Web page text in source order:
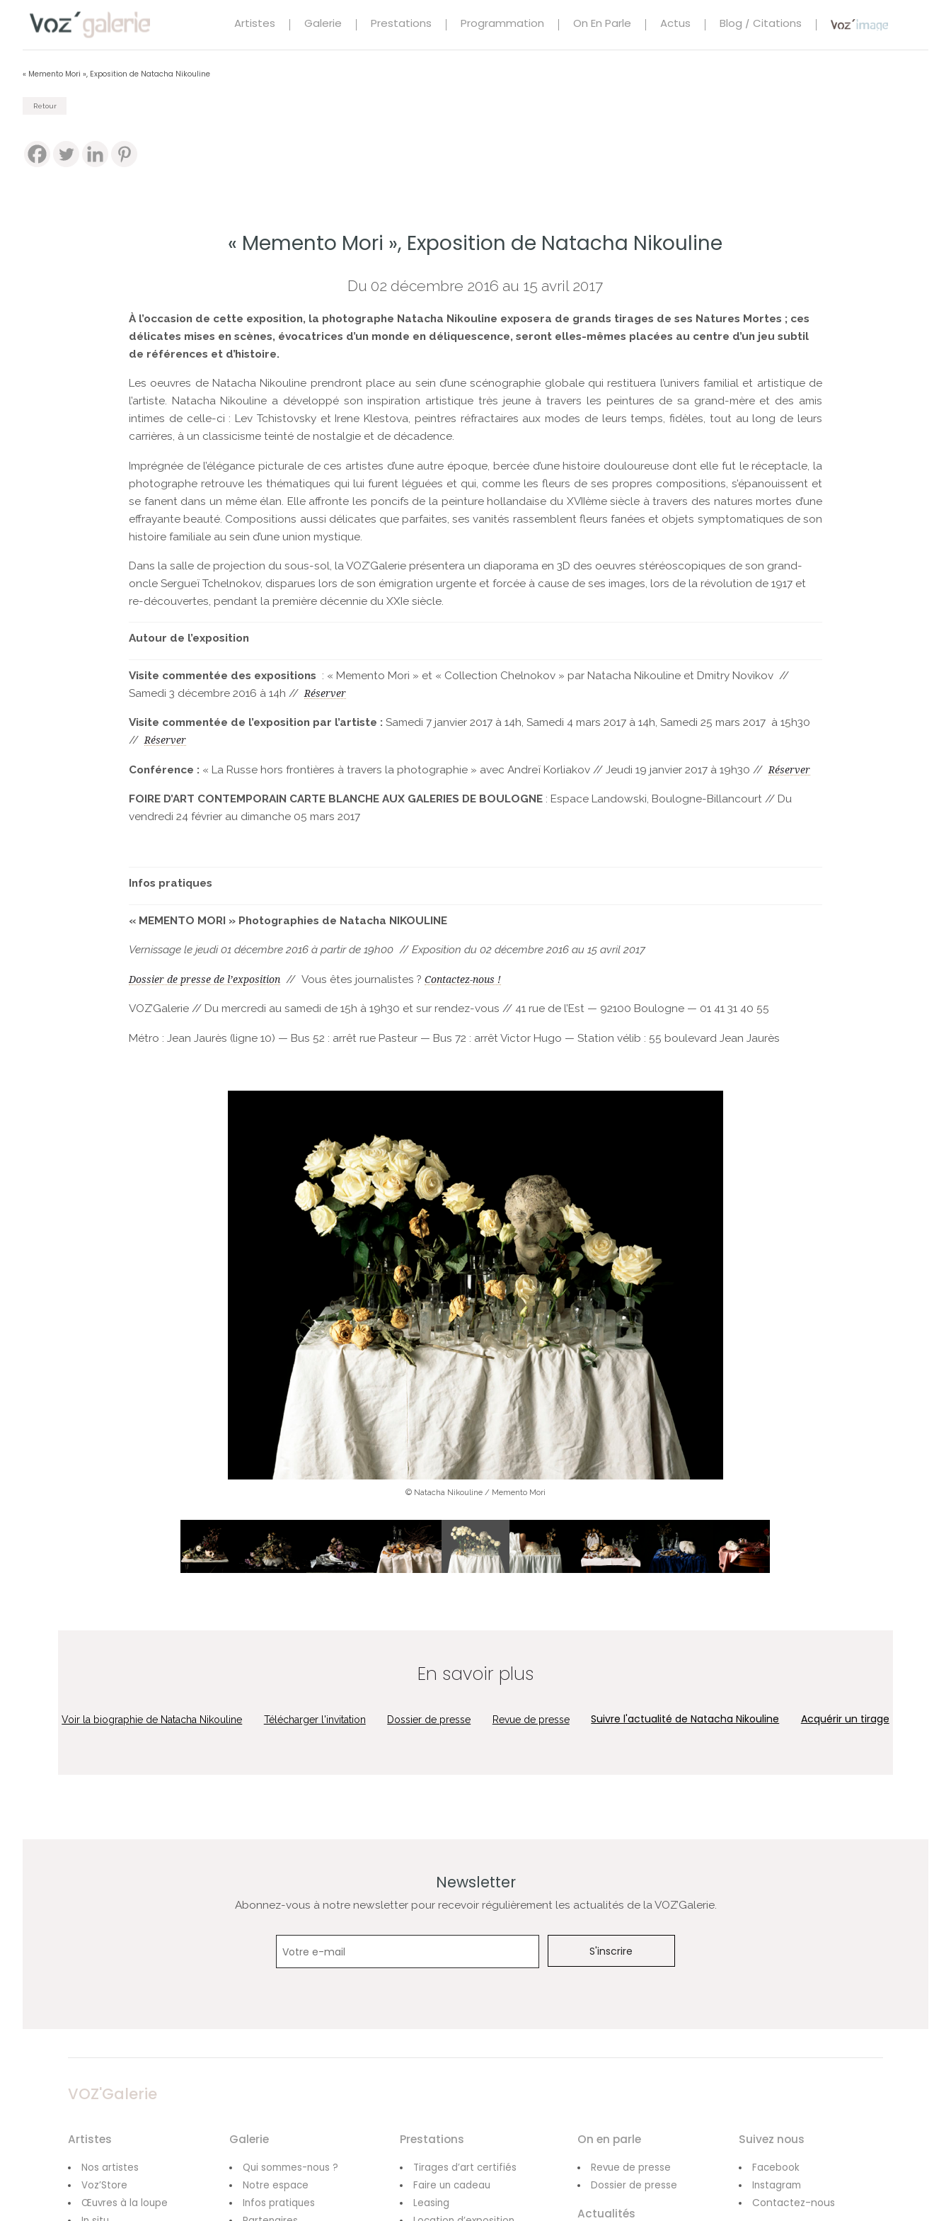
Artistes Galerie Prestations Programmation On En Parle Actus Blog / Citations
« Memento Mori », Exposition de Natacha Nikouline
Retour
« Memento Mori », Exposition de Natacha Nikouline
Du 02 décembre 2016 au 15 avril 2017
À l’occasion de cette exposition, la photographe Natacha Nikouline exposera de grands tirages de ses Natures Mortes ; ces
délicates mises en scènes, évocatrices d’un monde en déliquescence, seront elles-mêmes placées au centre d’un jeu subtil
de références et d’histoire.
Les oeuvres de Natacha Nikouline prendront place au sein d’une scénographie globale qui restituera l’univers familial et artistique de
l’artiste. Natacha Nikouline a développé son inspiration artistique très jeune à travers les peintures de sa grand-mère et des amis
intimes de celle-ci : Lev Tchistovsky et Irene Klestova, peintres réfractaires aux modes de leurs temps, fidèles, tout au long de leurs
carrières, à un classicisme teinté de nostalgie et de décadence.
Imprégnée de l’élégance picturale de ces artistes d’une autre époque, bercée d’une histoire douloureuse dont elle fut le réceptacle, la
photographe retrouve les thématiques qui lui furent léguées et qui, comme les fleurs de ses propres compositions, s’épanouissent et
se fanent dans un même élan. Elle affronte les poncifs de la peinture hollandaise du XVIIème siècle à travers des natures mortes d’une
effrayante beauté. Compositions aussi délicates que parfaites, ses vanités rassemblent fleurs fanées et objets symptomatiques de son
histoire familiale au sein d’une union mystique.
Dans la salle de projection du sous-sol, la VOZ’Galerie présentera un diaporama en 3D des oeuvres stéréoscopiques de son grand-
oncle Sergueï Tchelnokov, disparues lors de son émigration urgente et forcée à cause de ses images, lors de la révolution de 1917 et
re-découvertes, pendant la première décennie du XXIe siècle.
Autour de l’exposition
Visite commentée des expositions : « Memento Mori » et « Collection Chelnokov » par Natacha Nikouline et Dmitry Novikov //
Samedi 3 décembre 2016 à 14h //Réserver
Visite commentée de l’exposition par l’artiste : Samedi 7 janvier 2017 à 14h, Samedi 4 mars 2017 à 14h, Samedi 25 mars 2017 à 15h30
//Réserver
Conférence : « La Russe hors frontières à travers la photographie » avec Andreï Korliakov // Jeudi 19 janvier 2017 à 19h30 //Réserver
FOIRE D’ART CONTEMPORAIN CARTE BLANCHE AUX GALERIES DE BOULOGNE: Espace Landowski, Boulogne-Billancourt // Du
vendredi 24 février au dimanche 05 mars 2017
Infos pratiques
« MEMENTO MORI » Photographies de Natacha NIKOULINE
Vernissage le jeudi 01 décembre 2016 à partir de 19h00 // Exposition du 02 décembre 2016 au 15 avril 2017
Dossier de presse de l’exposition// Vous êtes journalistes ? Contactez-nous !
VOZ’Galerie // Du mercredi au samedi de 15h à 19h30 et sur rendez-vous // 41 rue de l’Est — 92100 Boulogne — 01 41 31 40 55
Métro : Jean Jaurès (ligne 10) — Bus 52 : arrêt rue Pasteur — Bus 72 : arrêt Victor Hugo — Station vélib : 55 boulevard Jean Jaurès
© Natacha Nikouline / Memento Mori
En savoir plus
Voir la biographie de Natacha Nikouline Télécharger l'invitation Dossier de presse Revue de presse Suivre l'actualité de Natacha Nikouline Acquérir un tirage
Newsletter
Abonnez-vous à notre newsletter pour recevoir régulièrement les actualités de la VOZ’Galerie.
VOZ'Galerie
Artistes
Nos artistes
Voz’Store
Œuvres à la loupe
Galerie
Qui sommes-nous ?
Notre espace
Infos pratiques
Prestations
Tirages d’art certifiés
Faire un cadeau
Leasing
On en parle
Revue de presse
Dossier de presse
Actualités
Suivez nous
Facebook
Instagram
Contactez-nous